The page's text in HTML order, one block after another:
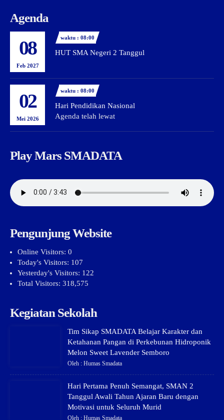
Agenda
08
Feb 2027
waktu : 08:00
HUT SMA Negeri 2 Tanggul
02
Mei 2026
waktu : 08:00
Hari Pendidikan Nasional
Agenda telah lewat
Play Mars SMADATA
Pengunjung Website
Online Visitors: 0
Today's Visitors: 107
Yesterday's Visitors: 122
Total Visitors: 318,575
Kegiatan Sekolah
Tim Sikap SMADATA Belajar Karakter dan
Ketahanan Pangan di Perkebunan Hidroponik
Melon Sweet Lavender Semboro
Oleh : Humas Smadata
Hari Pertama Penuh Semangat, SMAN 2
Tanggul Awali Tahun Ajaran Baru dengan
Motivasi untuk Seluruh Murid
Oleh : Humas Smadata